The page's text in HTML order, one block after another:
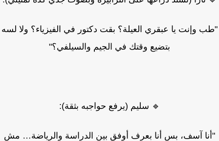
وإنت يا عبقري العيلة؟ بقت دكتور في الفيزياء؟ ولا لسه
بتضيع وقتك في الجيم والسيلفي؟"
🔹 سليم (يرفع حواجبه بثقة):
آسف، بس أنا بعرف أوفق بين الدراسة والرياضة… مش